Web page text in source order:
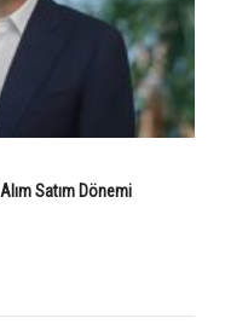
Satım Dönemi